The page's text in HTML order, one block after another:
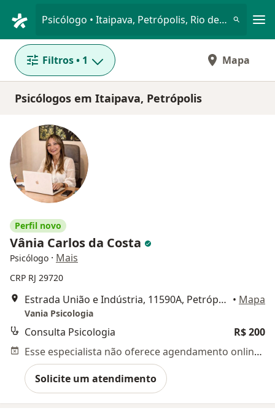
Psicólogo • Itaipava, Petrópolis, Rio de Janeiro RJ
Filtros• 1 Mapa
Psicólogos em Itaipava, Petrópolis
Perfil novo
Vânia Carlos da Costa
Psicólogo · Mais
CRP RJ 29720
Estrada União e Indústria, 11590A, Petrópolis • Mapa
Vania Psicologia
Consulta Psicologia
R$ 200
Esse especialista não oferece agendamento online para esse endereço.
Solicite um atendimento